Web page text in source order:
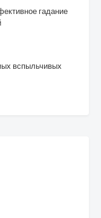
гадание
вспыльчивых